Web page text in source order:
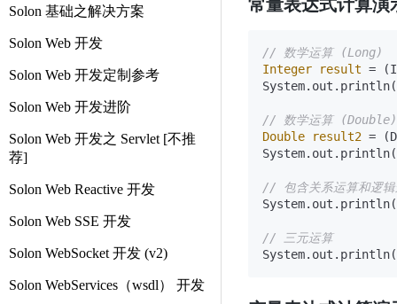
Solon 基础之解决方案
Solon Web 开发
Solon Web 开发定制参考
Solon Web 开发进阶
Solon Web 开发之 Servlet [不推
荐]
Solon Web Reactive 开发
Solon Web SSE 开发
Solon WebSocket 开发 (v2)
Solon WebServices（wsdl） 开发
常量表达式计算演
// 数学运算 (Long)
Integer
result =
// 数学运算 (Double)
Double
result2 =
// 包含关系运算和逻辑
// 三元运算